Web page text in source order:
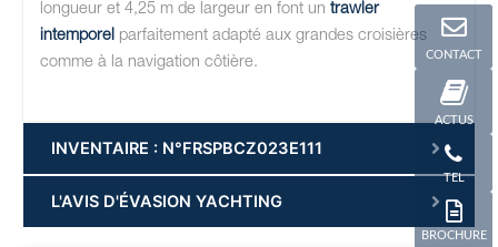
longueur et 4,25 m de largeur en font un trawler
intemporel parfaitement adapté aux grandes croisières
comme à la navigation côtière.
INVENTAIRE : N°FRSPBCZ023E111
L'AVIS D'ÉVASION YACHTING
CONTACT
ACTUS
TEL
BROCHURE